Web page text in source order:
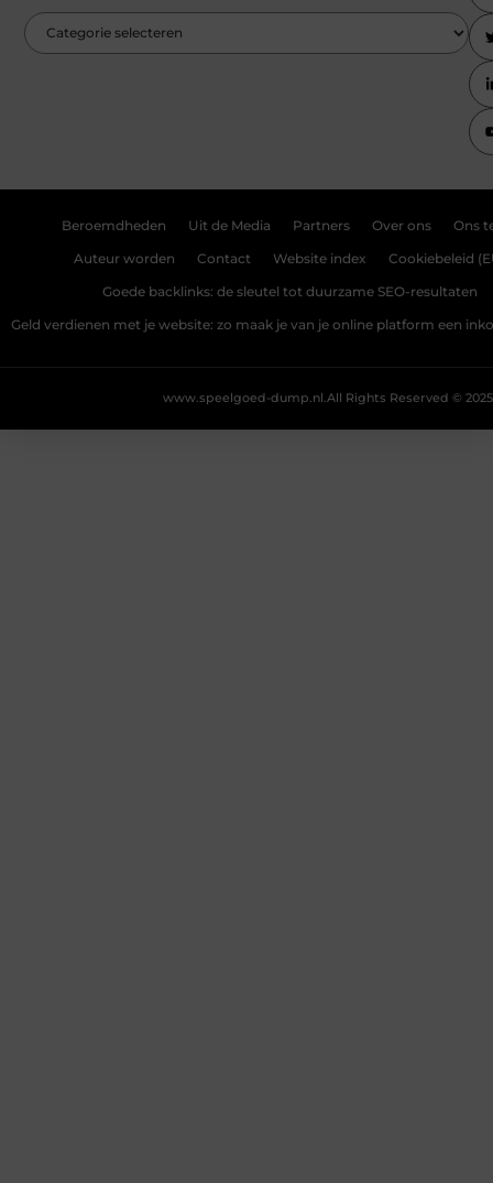
Beroemdheden Uit de Media Partners Over ons Ons
Auteur worden Contact Website index Cookiebeleid
Goede backlinks: de sleutel tot duurzame SEO-resultaten
Geld verdienen met je website: zo maak je van je online platform een
All Rights Reserved © 2025
www.speelgoed-dump.nl.